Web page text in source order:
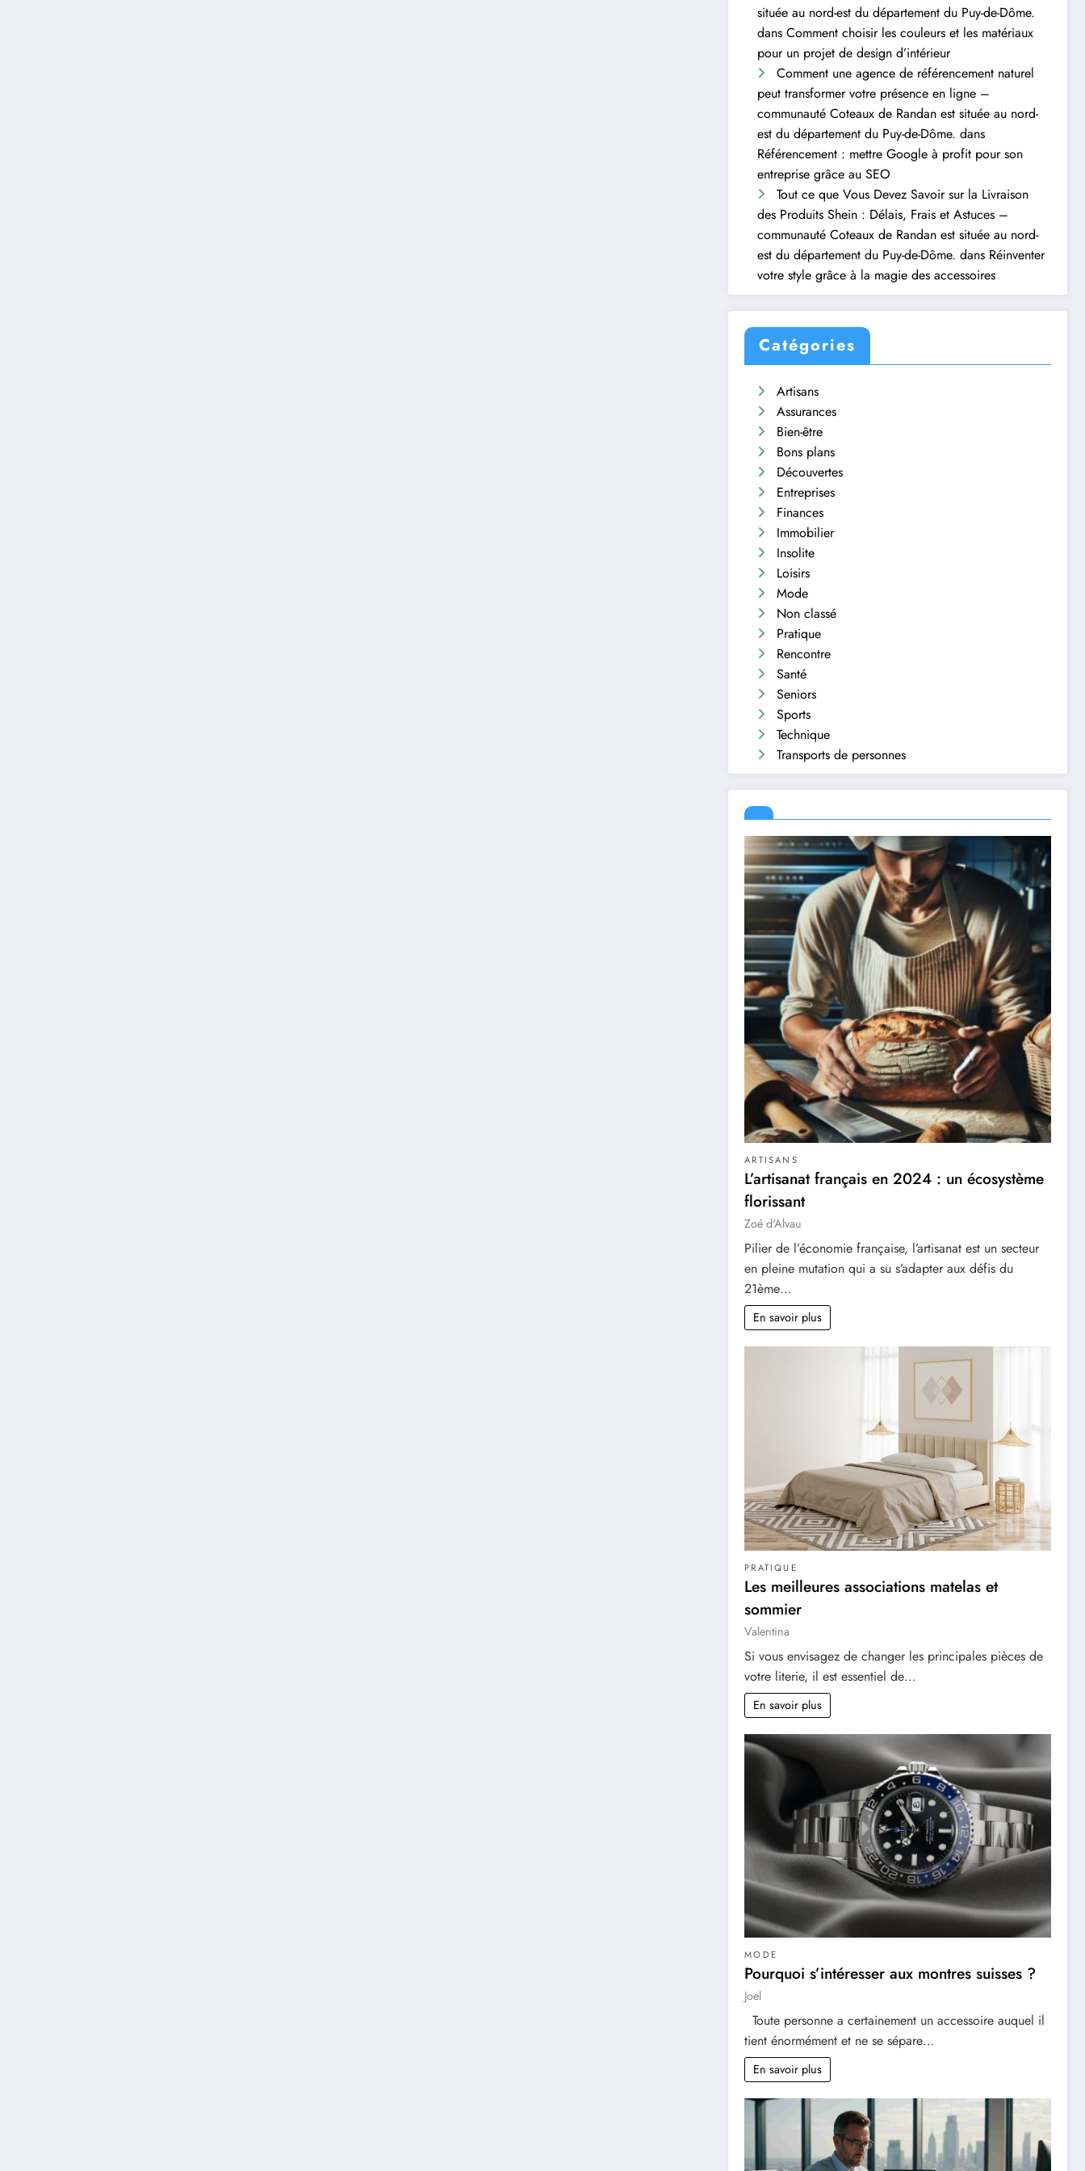
située au nord-est du département du Puy-de-Dôme.
dansComment choisir les couleurs et les matériaux
pour un projet de design d’intérieur
Comment une agence de référencement naturel
peut transformer votre présence en ligne –
communauté Coteaux de Randan est située au nord-
est du département du Puy-de-Dôme. dans
Référencement : mettre Google à profit pour son
entreprise grâce au SEO
Tout ce que Vous Devez Savoir sur la Livraison
des Produits Shein : Délais, Frais et Astuces –
communauté Coteaux de Randan est située au nord-
est du département du Puy-de-Dôme. dans Réinventer
votre style grâce à la magie des accessoires
Catégories
Artisans
Assurances
Bien-être
Bons plans
Découvertes
Entreprises
Finances
Immobilier
Insolite
Loisirs
Mode
Non classé
Pratique
Rencontre
Santé
Seniors
Sports
Technique
Transports de personnes
ARTISANS
L’artisanat français en 2024 : un écosystème
florissant
Zoé d'Alvau
Pilier de l’économie française, l’artisanat est un secteur
en pleine mutation qui a su s’adapter aux défis du
21ème…
En savoir plus
PRATIQUE
Les meilleures associations matelas et
sommier
Valentina
Si vous envisagez de changer les principales pièces de
votre literie, il est essentiel de…
En savoir plus
MODE
Pourquoi s’intéresser aux montres suisses ?
Joel
Toute personne a certainement un accessoire auquel il
tient énormément et ne se sépare…
En savoir plus